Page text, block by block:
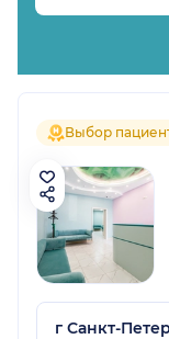
Выбор
г Санкт-